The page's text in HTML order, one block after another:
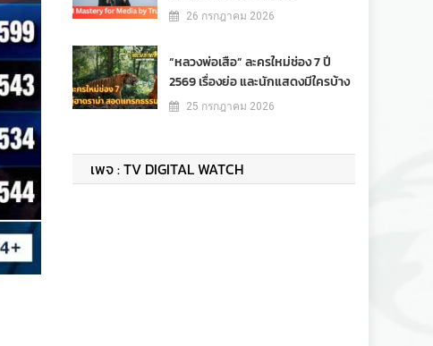
26 กรกฎาคม 2026
“หลวงพ่อเสือ” ละครใหม่ช่อง 7 ปี
2569 เรื่องย่อ และนักแสดงมีใครบ้าง
25 กรกฎาคม 2026
เพจ : TV DIGITAL WATCH